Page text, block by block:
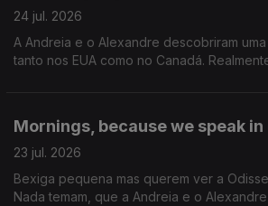
24 jul. 2026
A Andreia e o Alexandre descobriram
tanto nos EUA como no Canadá.
Mornings, because we speak in
23 jul. 2026
Bexiga pequena mas querem ver a
Nada temam, que a Andreia e o